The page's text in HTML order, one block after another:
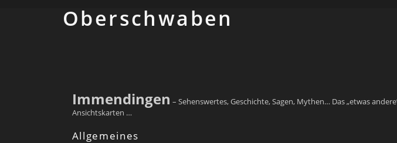
Ober­schwaben
Immendingen – Sehenswertes, Geschichte, Sagen, Mythen… Das „etwas
Ansichtskarten …
Allgemeines